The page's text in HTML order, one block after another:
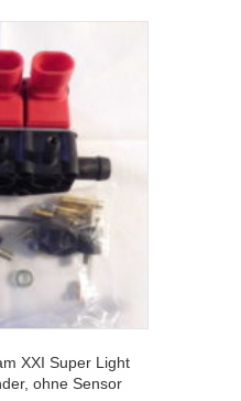
XXI Super Light
ohne Sensor